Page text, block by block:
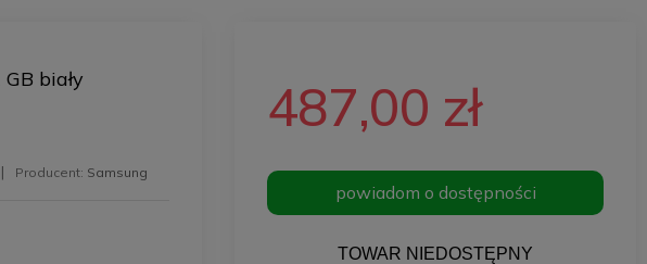
biały
Producent: Samsung
487,00 zł
powiadom o dostępności
TOWAR NIEDOSTĘPNY